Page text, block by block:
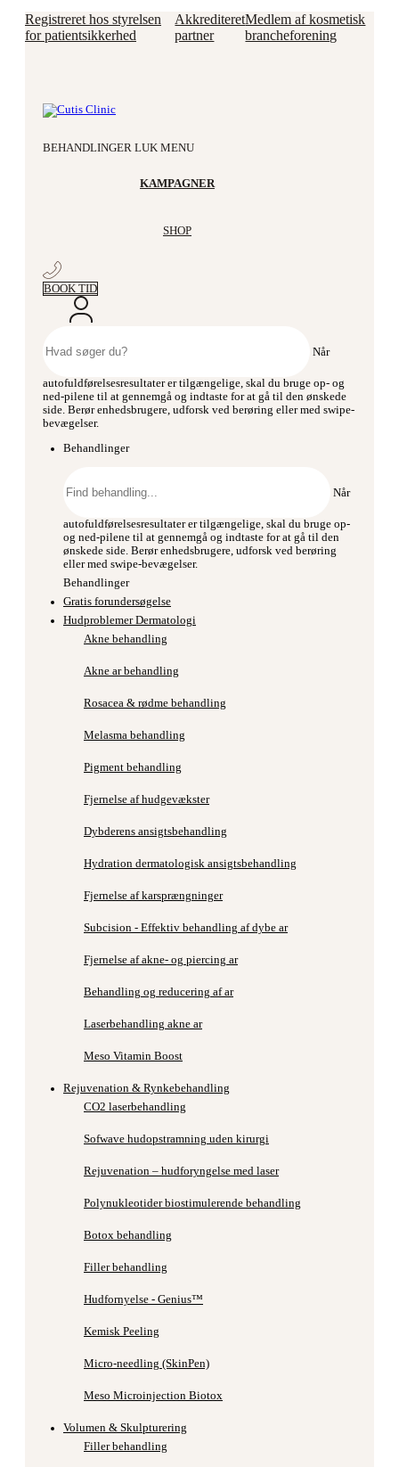
Videre
til
indhold
Registreret hos styrelsen
for patientsikkerhed
Akkrediteret
partner
Medlem af kosmetisk
brancheforening
BEHANDLINGER LUK MENU
KAMPAGNER
SHOP
BOOK TID
efter:
Når
autofuldførelsesresultater er tilgængelige, skal du bruge op- og
ned-pilene til at gennemgå og indtaste for at gå til den ønskede
side. Berør enhedsbrugere, udforsk ved berøring eller med swipe-
bevægelser.
Behandlinger
efter:
Når
autofuldførelsesresultater er tilgængelige, skal du bruge op-
og ned-pilene til at gennemgå og indtaste for at gå til den
ønskede side. Berør enhedsbrugere, udforsk ved berøring
eller med swipe-bevægelser.
Behandlinger
Gratis forundersøgelse
Hudproblemer Dermatologi
Akne behandling
Akne ar behandling
Rosacea & rødme behandling
Melasma behandling
Pigment behandling
Fjernelse af hudgevækster
Dybderens ansigtsbehandling
Hydration dermatologisk ansigtsbehandling
Fjernelse af karsprængninger
Subcision - Effektiv behandling af dybe ar
Fjernelse af akne- og piercing ar
Behandling og reducering af ar
Laserbehandling akne ar
Meso Vitamin Boost
Rejuvenation & Rynkebehandling
CO2 laserbehandling
Sofwave hudopstramning uden kirurgi
Rejuvenation – hudforyngelse med laser
Polynukleotider biostimulerende behandling
Botox behandling
Filler behandling
Hudfornyelse - Genius™
Kemisk Peeling
Micro-needling (SkinPen)
Meso Microinjection Biotox
Volumen & Skulpturering
Filler behandling